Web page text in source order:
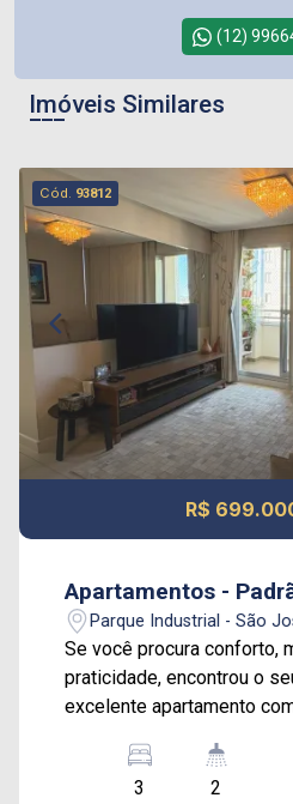
(12)
Imóveis Similares
Cód. 93812
R$
Apartamentos -
Parque Industrial - São
Se você procura conforto,
praticidade, encontrou o seu
excelente apartamento
localização privilegiada
dia. Área Íntima com 3
3
2